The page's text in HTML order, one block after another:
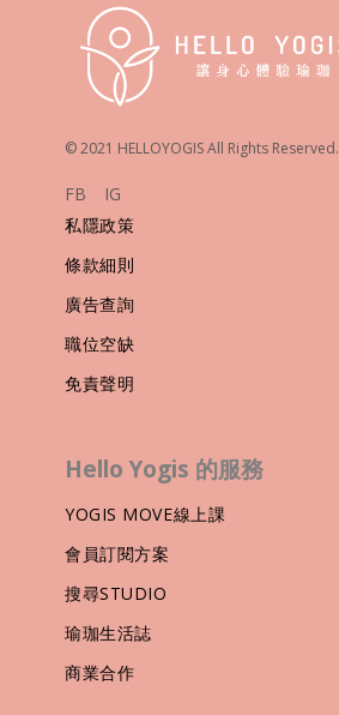
© 2021 HELLOYOGIS All Rights Reserved.
FB
IG
私隱政策
條款細則
廣告查詢
職位空缺
免責聲明
Hello Yogis 的服務
YOGIS MOVE線上課
會員訂閱方案
搜尋STUDIO
瑜珈生活誌
商業合作